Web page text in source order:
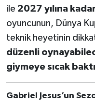
ile 2027 yılına
oyuncunun, Dünya
teknik heyetinin
düzenli
giymeye sıcak
Gabriel Jesus’un